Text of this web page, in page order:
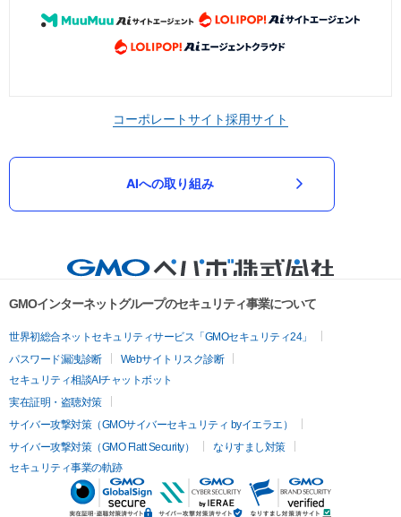
コーポレートサイト採用サイト
AIへの取り組み
GMOインターネットグループのセキュリティ事業について
世界初総合ネットセキュリティサービス「GMOセキュリティ24」
パスワード漏洩診断
Webサイトリスク診断
セキュリティ相談AIチャットボット
実在証明・盗聴対策
サイバー攻撃対策（GMOサイバーセキュリティ byイエラエ）
サイバー攻撃対策（GMO Flatt Security）
なりすまし対策
セキュリティ事業の軌跡